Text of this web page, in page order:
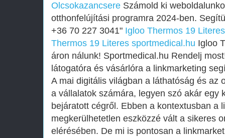
Olcsokazancsere Számold ki
otthonfelújítási programra 2024-ben.
+36 70 227 3041" Igloo Thermos 19
Thermos 19 Literes sportmedical.hu Igloo
áron nálunk! Sportmedical.hu Rendelj
látogatóra és vásárlóra a linkmarketing
A mai digitális világban a láthatóság és az
a vállalatok számára, legyen szó akár egy
bejáratott cégről. Ebben a kontextusban a
megkerülhetetlen eszközzé vált a sikeres
elérésében. De mi is pontosan a